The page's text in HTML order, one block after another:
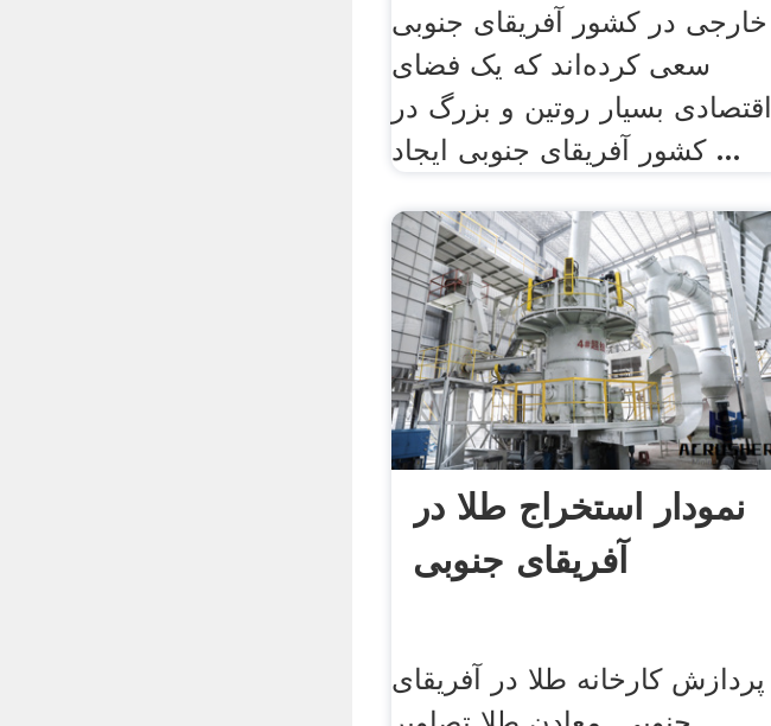
خارجی در کشور آفریقای جنوبی
سعی کرده‌اند که یک فضای
اقتصادی بسیار روتین و بزرگ در
کشور آفریقای جنوبی ایجاد ...
نمودار استخراج طلا در
آفریقای جنوبی
پردازش کارخانه طلا در آفریقای